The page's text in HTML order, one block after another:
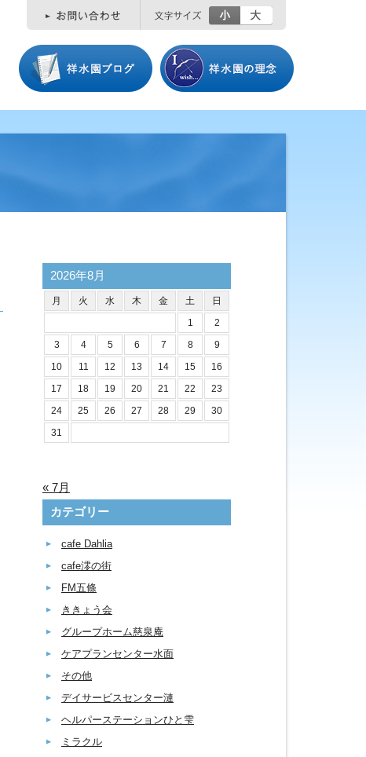
小
2026年8月
月 火 水 木 金 土
日
1
2
3
4 5 6 7 8
9
10
11 12 13 14 15
16
17
18 19 20 21 22
23
24
25 26 27 28 29
30
31
« 7月
カテゴリー
cafe Dahlia
cafe澪の街
FM五條
ききょう会
グループホーム慈泉庵
ケアプランセンター水面
その他
デイサービスセンター漣
ヘルパーステーションひと雫
ミラクル